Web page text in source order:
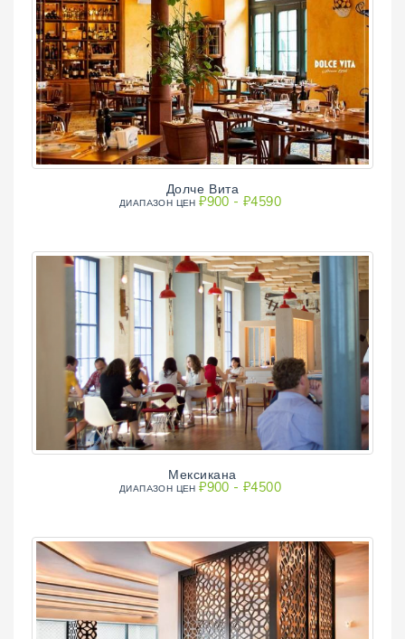
Долче Вита
ДИАПAЗОН ЦЕН₽900 - ₽4590
Мексикана
ДИАПAЗОН ЦЕН₽900 - ₽4500